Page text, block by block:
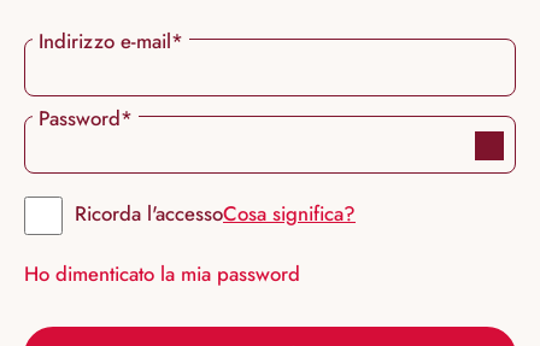
Indirizzo e-mail*
Password*
Ricorda l'accessoCosa significa?
Ho dimenticato la mia password